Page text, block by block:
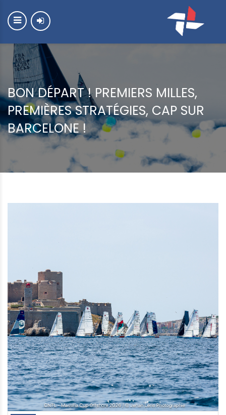
BON DÉPART ! PREMIERS MILLES,
PREMIÈRES STRATÉGIES, CAP SUR
BARCELONE !